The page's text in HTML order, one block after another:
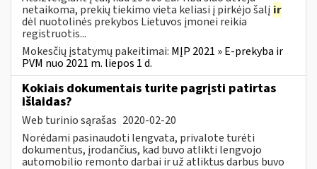
netaikoma, prekių tiekimo vieta keliasi į pirkėjo šalį ir
dėl nuotolinės prekybos Lietuvos įmonei reikia
registruotis...
Mokesčių įstatymų pakeitimai: MĮP 2021 » E-prekyba ir
PVM nuo 2021 m. liepos 1 d.
Kokiais dokumentais turite pagrįsti patirtas
išlaidas?
Web turinio sąrašas 2020-02-20
Norėdami pasinaudoti lengvata, privalote turėti
dokumentus, įrodančius, kad buvo atlikti lengvojo
automobilio remonto darbai ir už atliktus darbus buvo